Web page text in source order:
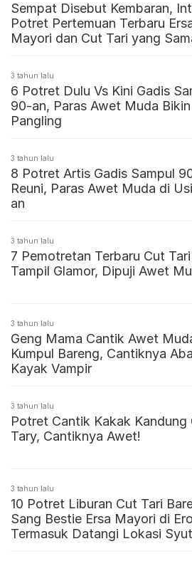
Sempat Disebut Kembaran,
Potret Pertemuan Terbaru
Mayori dan Cut Tari yang
3 tahun lalu
6 Potret Dulu Vs Kini Gadis
90-an, Paras Awet Muda Bikin
Pangling
3 tahun lalu
8 Potret Artis Gadis Sampul
Reuni, Paras Awet Muda di
an
3 tahun lalu
7 Pemotretan Terbaru Cut
Tampil Glamor, Dipuji Awet
3 tahun lalu
Geng Mama Cantik Awet
Kumpul Bareng, Cantiknya
Kayak Vampir
3 tahun lalu
Potret Cantik Kakak Kandung
Tary, Cantiknya Awet!
3 tahun lalu
10 Potret Liburan Cut Tari
Sang Bestie Ersa Mayori di
Termasuk Datangi Lokasi